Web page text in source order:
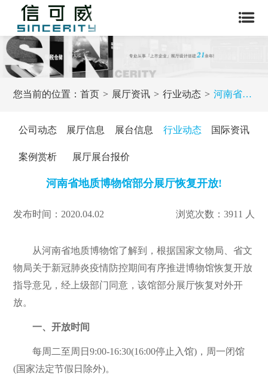
您当前的位置：首页 展厅资讯 行业动态 河南省地质博物馆部分展厅恢复开放!
公司动态 展厅信息 展台信息 行业动态 国际资讯
案例赏析 展厅展台报价
河南省地质博物馆部分展厅恢复开放!
发布时间：2020.04.02 浏览次数：3911 人
从河南省地质博物馆了解到，根据国家文物局、省文
物局关于新冠肺炎疫情防控期间有序推进博物馆恢复开放
指导意见，经上级部门同意，该馆部分展厅恢复对外开
放。
一、开放时间
每周二至周日9:00-16:30(16:00停止入馆)，周一闭馆
(国家法定节假日除外)。